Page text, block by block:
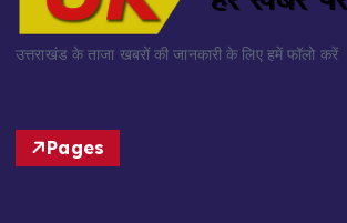
उत्तराखंड के ताजा खबरों की जानकारी के लिए हमें फॉलो करें
Pages